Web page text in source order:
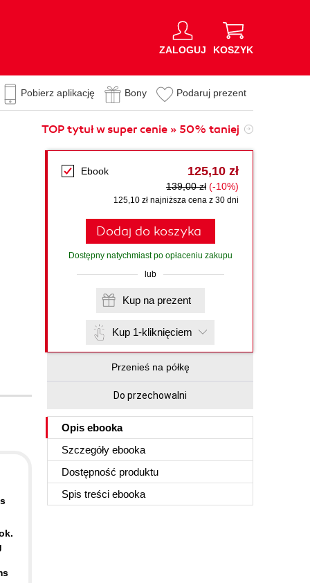
ZALOGUJ KOSZYK
Pobierz aplikację Bony Podaruj prezent
TOP tytuł w super cenie » 50% taniej
Ebook 125,10 zł
139,00 zł (-10%)
125,10 zł najniższa cena z 30 dni
Dodaj do koszyka
Dostępny natychmiast po opłaceniu zakupu
lub
Kup na prezent
Kup 1-kliknięciem
Przenieś na półkę
Do przechowalni
Opis ebooka
Szczegóły ebooka
Dostępność produktu
Spis treści ebooka